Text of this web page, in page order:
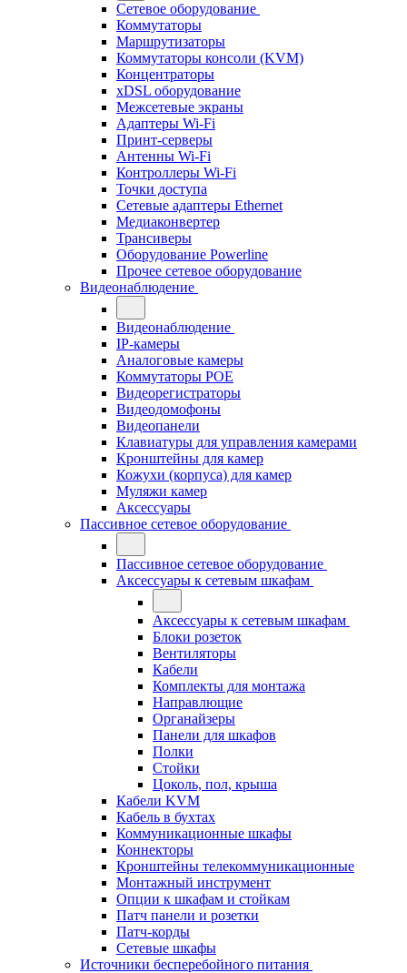
Сетевое оборудование
Коммутаторы
Маршрутизаторы
Коммутаторы консоли (KVM)
Концентраторы
xDSL оборудование
Межсетевые экраны
Адаптеры Wi-Fi
Принт-серверы
Антенны Wi-Fi
Контроллеры Wi-Fi
Точки доступа
Сетевые адаптеры Ethernet
Медиаконвертер
Трансиверы
Оборудование Powerline
Прочее сетевое оборудование
Видеонаблюдение
Видеонаблюдение
IP-камеры
Аналоговые камеры
Коммутаторы POE
Видеорегистраторы
Видеодомофоны
Видеопанели
Клавиатуры для управления камерами
Кронштейны для камер
Кожухи (корпуса) для камер
Муляжи камер
Аксессуары
Пассивное сетевое оборудование
Пассивное сетевое оборудование
Аксессуары к сетевым шкафам
Аксессуары к сетевым шкафам
Блоки розеток
Вентиляторы
Кабели
Комплекты для монтажа
Направлющие
Органайзеры
Панели для шкафов
Полки
Стойки
Цоколь, пол, крыша
Кабели KVM
Кабель в бухтах
Коммуникационные шкафы
Коннекторы
Кронштейны телекоммуникационные
Монтажный инструмент
Опции к шкафам и стойкам
Патч панели и розетки
Патч-корды
Сетевые шкафы
Источники бесперебойного питания